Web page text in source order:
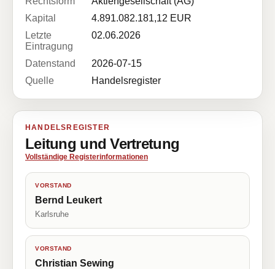
Kapital
4.891.082.181,12 EUR
Letzte
Eintragung
02.06.2026
Datenstand
2026-07-15
Quelle
Handelsregister
HANDELSREGISTER
Leitung und Vertretung
Vollständige Registerinformationen
VORSTAND
Bernd Leukert
Karlsruhe
VORSTAND
Christian Sewing